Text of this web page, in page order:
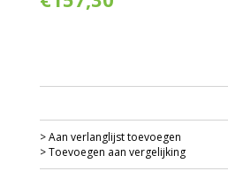
> Aan verlanglijst toevoegen
> Toevoegen aan vergelijking